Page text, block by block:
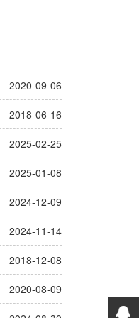
2020-09-06
2018-06-16
2025-02-25
2025-01-08
2024-12-09
2024-11-14
2018-12-08
2020-08-09